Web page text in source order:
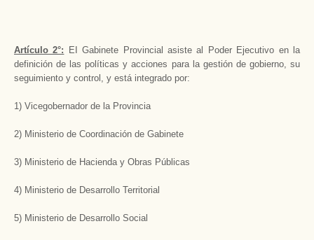
Artículo 2°: EI Gabinete Provincial asiste al Poder Ejecutivo en la
definición de las políticas y acciones para la gestión de gobierno, su
seguimiento y control, y está integrado por:
1) Vicegobernador de la Provincia
2) Ministerio de Coordinación de Gabinete
3) Ministerio de Hacienda y Obras Públicas
4) Ministerio de Desarrollo Territorial
5) Ministerio de Desarrollo Social